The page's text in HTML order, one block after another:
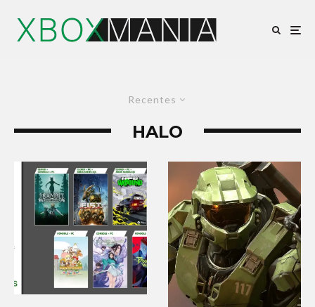
Recentes
HALO